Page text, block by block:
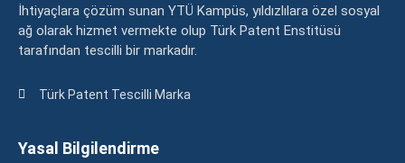
İhtiyaçlara çözüm sunan YTÜ Kampüs, yıldızlılara özel sosyal
ağ olarak hizmet vermekte olup Türk Patent Enstitüsü
tarafından tescilli bir markadır.
Türk Patent Tescilli Marka
Yasal Bilgilendirme